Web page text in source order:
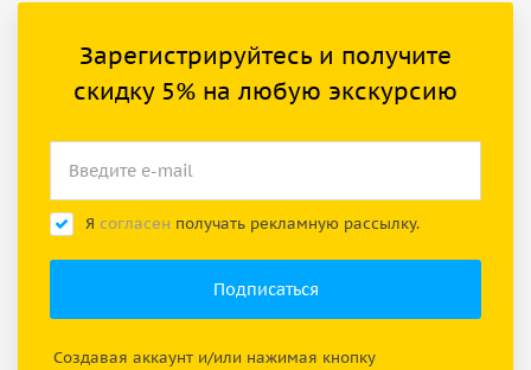
Зарегистрируйтесь и получите
скидку 5% на любую экскурсию
Я согласен получать рекламную рассылку.
Создавая аккаунт и/или нажимая кнопку